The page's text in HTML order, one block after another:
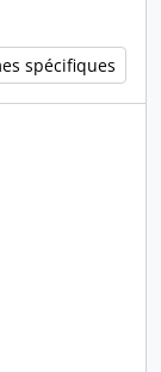
spécifiques